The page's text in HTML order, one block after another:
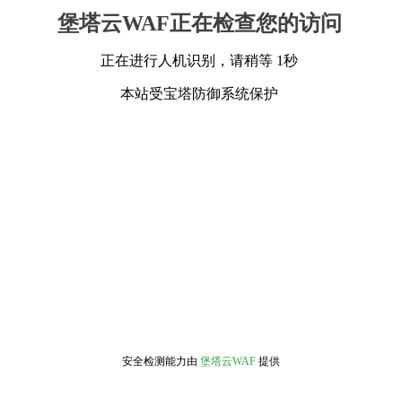
堡塔云WAF正在检查您的访问
正在进行人机识别，请稍等 1秒
本站受宝塔防御系统保护
安全检测能力由 堡塔云WAF 提供